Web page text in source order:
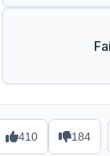
410 184